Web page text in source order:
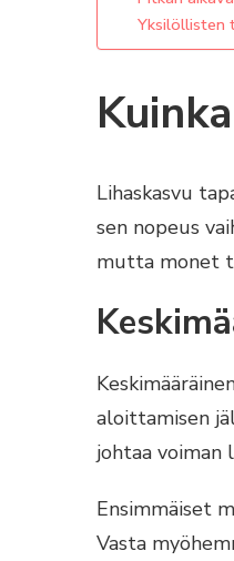
Yksilöllisten
Lihaskasvu
sen nopeus
mutta monet
aloittamisen
johtaa voiman
Ensimmäiset
Vasta